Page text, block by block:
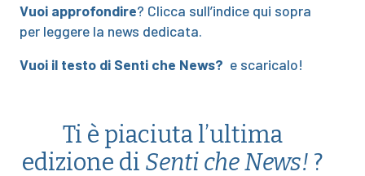
Vuoi approfondire? Clicca sull’indice qui sopra
per leggere la news dedicata.
Vuoi il testo di Senti che News? e scaricalo!
Ti è piaciuta l’ultima
edizione di Senti che News! ?